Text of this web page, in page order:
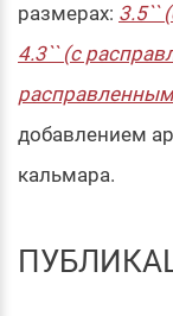
размерах: 3.5``
4.3`` (с
добавлением
кальмара.